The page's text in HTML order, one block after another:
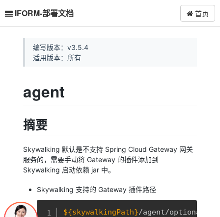
IFORM-部署文档 首页
编写版本：v3.5.4
适用版本：所有
agent
摘要
Skywalking 默认是不支持 Spring Cloud Gateway 网关
服务的，需要手动将 Gateway 的插件添加到
Skywalking 启动依赖 jar 中。
Skywalking 支持的 Gateway 插件路径
${skywalkingPath}/agent/optional-
复制